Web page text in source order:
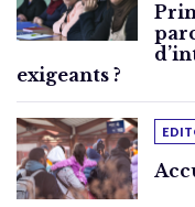
exigeants ?